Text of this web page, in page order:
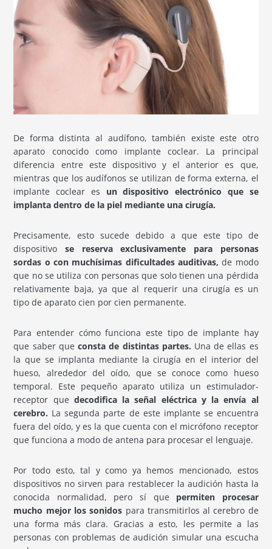
De forma distinta al audífono, también existe este otro
aparato conocido como implante coclear. La principal
diferencia entre este dispositivo y el anterior es que,
mientras que los audífonos se utilizan de forma externa, el
implante coclear es un dispositivo electrónico que se
implanta dentro de la piel mediante una cirugía.
Precisamente, esto sucede debido a que este tipo de
dispositivo se reserva exclusivamente para personas
sordas o con muchísimas dificultades auditivas, de modo
que no se utiliza con personas que solo tienen una pérdida
relativamente baja, ya que al requerir una cirugía es un
tipo de aparato cien por cien permanente.
Para entender cómo funciona este tipo de implante hay
que saber que consta de distintas partes. Una de ellas es
la que se implanta mediante la cirugía en el interior del
hueso, alrededor del oído, que se conoce como hueso
temporal. Este pequeño aparato utiliza un estimulador-
receptor que decodifica la señal eléctrica y la envía al
cerebro. La segunda parte de este implante se encuentra
fuera del oído, y es la que cuenta con el micrófono receptor
que funciona a modo de antena para procesar el lenguaje.
Por todo esto, tal y como ya hemos mencionado, estos
dispositivos no sirven para restablecer la audición hasta la
conocida normalidad, pero sí que permiten procesar
mucho mejor los sonidos para transmitirlos al cerebro de
una forma más clara. Gracias a esto, les permite a las
personas con problemas de audición simular una escucha